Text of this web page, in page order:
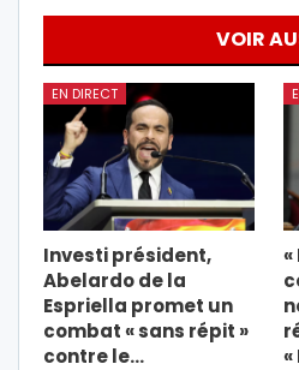
VOIR
EN DIRECT
Investi président,
Abelardo de la
Espriella promet un
combat « sans répit »
contre le…